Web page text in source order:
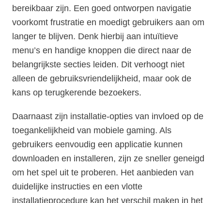
bereikbaar zijn. Een goed ontworpen navigatie
voorkomt frustratie en moedigt gebruikers aan om
langer te blijven. Denk hierbij aan intuïtieve
menu’s en handige knoppen die direct naar de
belangrijkste secties leiden. Dit verhoogt niet
alleen de gebruiksvriendelijkheid, maar ook de
kans op terugkerende bezoekers.
Daarnaast zijn installatie-opties van invloed op de
toegankelijkheid van mobiele gaming. Als
gebruikers eenvoudig een applicatie kunnen
downloaden en installeren, zijn ze sneller geneigd
om het spel uit te proberen. Het aanbieden van
duidelijke instructies en een vlotte
installatieprocedure kan het verschil maken in het